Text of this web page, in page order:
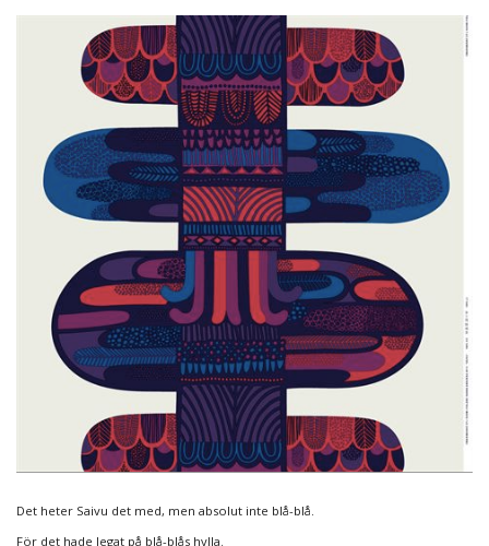
Det heter Saivu det med, men absolut inte blå-blå.
För det hade legat på blå-blås hylla.